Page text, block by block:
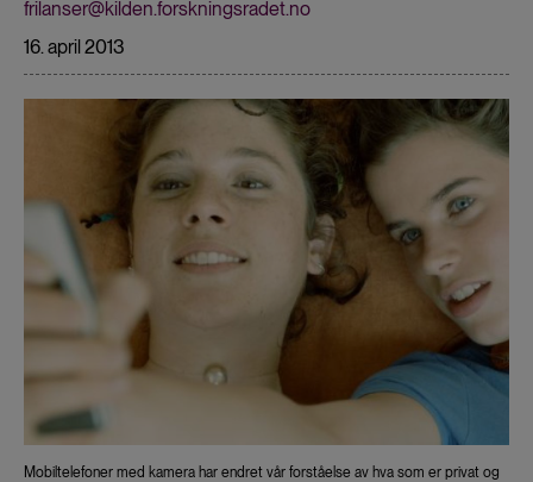
frilanser@kilden.forskningsradet.no
16. april 2013
Mobiltelefoner med kamera har endret vår forståelse av hva som er privat og